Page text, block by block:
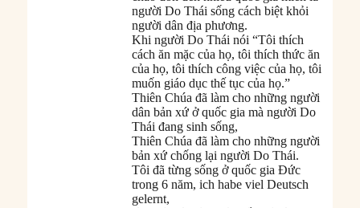
người Do Thái sống cách biệt khỏi
người dân địa phương.
Khi người Do Thái nói “Tôi thích
cách ăn mặc của họ, tôi thích thức ăn
của họ, tôi thích công việc của họ, tôi
muốn giáo dục thế tục của họ.”
Thiên Chúa đã làm cho những người
dân bản xứ ở quốc gia mà người Do
Thái đang sinh sống,
Thiên Chúa đã làm cho những người
bản xứ chống lại người Do Thái.
Tôi đã từng sống ở quốc gia Đức
trong 6 năm, ich habe viel Deutsch
gelernt,